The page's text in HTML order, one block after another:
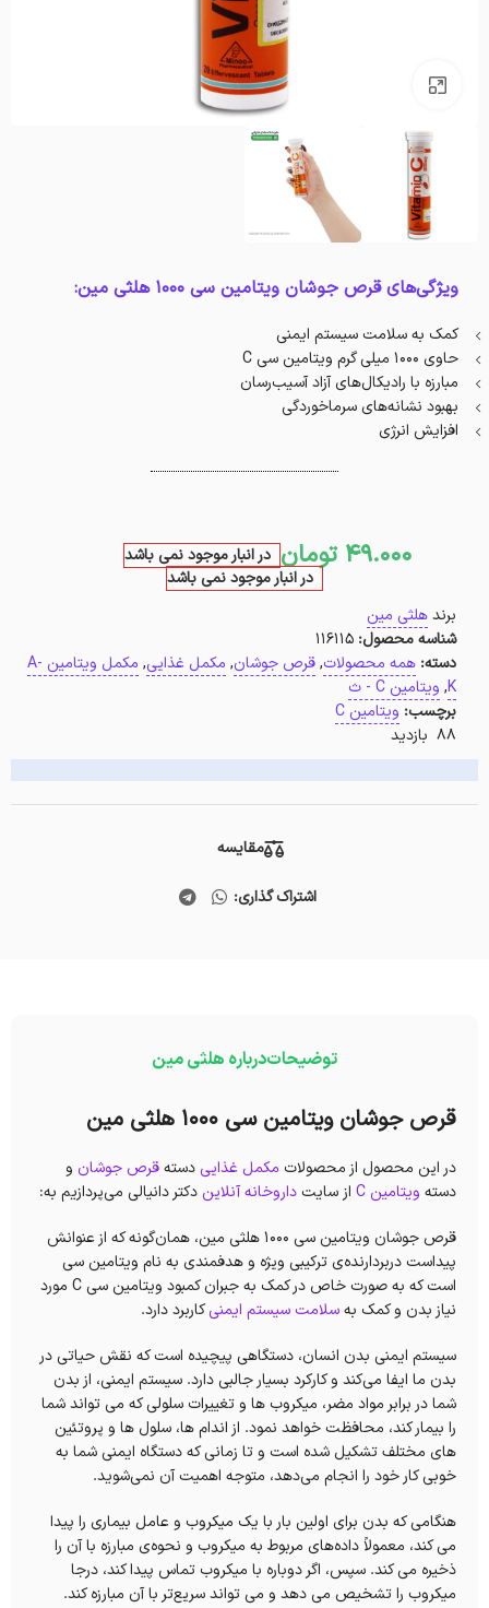
ویژگی‌های قرص جوشان ویتامین سی 1000 هلثی مین:
کمک به سلامت سیستم ایمنی
حاوی 1000 میلی گرم ویتامین سی C
مبارزه با رادیکال‌های آزاد آسیب‌رسان
بهبود نشانه‌های سرماخوردگی
افزایش انرژی
49.000 تومان در انبار موجود نمی باشد
در انبار موجود نمی باشد
برندهلثی مین
شناسه محصول: 116115
دسته: همه محصولات,قرص جوشان, مکمل غذایی,
مکمل ویتامین A-
K
, ویتامین C - ث
برچسب: ویتامین C
88 بازدید
مقایسه
اشتراک گذاری:
توضیحاتدرباره هلثی مین
قرص جوشان ویتامین سی 1000 هلثی مین
در این محصول از محصولات مکمل غذایی دستهقرص جوشان و
دسته ویتامین C از سایتداروخانه آنلاین دکتر دانیالی می‌پردازیم به:
قرص جوشان ویتامین سی 1000 هلثی مین، همان‌گونه که از عنوانش
پیداست دربردارنده‌ی ترکیبی ویژه و هدفمندی به نام ویتامین‌ سی
است که به صورت خاص در کمک به جبران کمبود ویتامین سی C مورد
نیاز بدن و کمک بهسلامت سیستم ایمنیکاربرد دارد.
سیستم ایمنی بدن انسان‌،‌ دستگاهی پیچیده است که نقش حیاتی در
بدن ما ایفا می‌کند و کارکرد بسیار جالبی دارد. سیستم ایمنی، از بدن
شما در برابر مواد مضر، میکروب ها و تغییرات سلولی که می تواند شما
را بیمار کند، محافظت خواهد نمود. از اندام ها، سلول ها و پروتئین
های مختلف تشکیل شده است و تا زمانی که دستگاه ایمنی شما به
خوبی کار خود را انجام می‌دهد، متوجه اهمیت آن نمی‌شوید.
هنگامی که بدن برای اولین بار با یک میکروب و عامل بیماری را پیدا
می کند، معمولاً داده‌های مربوط به میکروب و نحوه‌ی مبارزه با آن را
ذخیره می کند. سپس، اگر دوباره با میکروب تماس پیدا کند، درجا
میکروب را تشخیص می دهد و می تواند سریع‌تر با آن مبارزه کند.